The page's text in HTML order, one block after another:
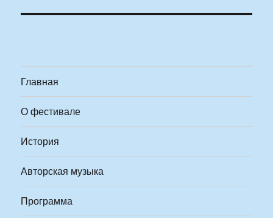
Главная
О фестивале
История
Авторская музыка
Программа